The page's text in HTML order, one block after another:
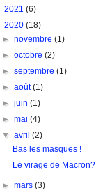
2021 (6)
2020 (18)
►novembre(1)
►octobre(2)
►septembre(1)
►août(1)
►juin(1)
►mai(4)
▼avril(2)
Bas les masques !
Le virage de Macron?
►mars(3)